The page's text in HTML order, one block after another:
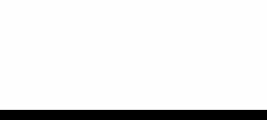
的地為聖保羅市，警方初步研判她可能涉及走私活動。雖然